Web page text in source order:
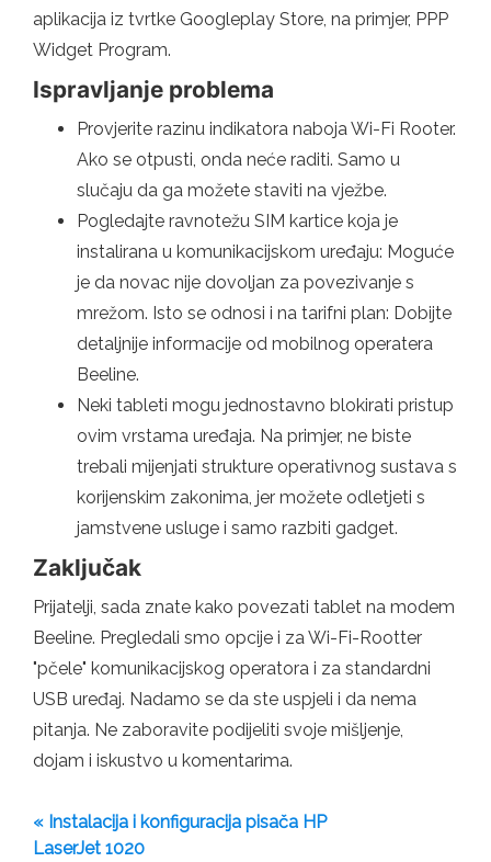
aplikacija iz tvrtke Googleplay Store, na primjer, PPP
Widget Program.
Ispravljanje problema
Provjerite razinu indikatora naboja Wi-Fi Rooter.
Ako se otpusti, onda neće raditi. Samo u
slučaju da ga možete staviti na vježbe.
Pogledajte ravnotežu SIM kartice koja je
instalirana u komunikacijskom uređaju: Moguće
je da novac nije dovoljan za povezivanje s
mrežom. Isto se odnosi i na tarifni plan: Dobijte
detaljnije informacije od mobilnog operatera
Beeline.
Neki tableti mogu jednostavno blokirati pristup
ovim vrstama uređaja. Na primjer, ne biste
trebali mijenjati strukture operativnog sustava s
korijenskim zakonima, jer možete odletjeti s
jamstvene usluge i samo razbiti gadget.
Zaključak
Prijatelji, sada znate kako povezati tablet na modem
Beeline. Pregledali smo opcije i za Wi-Fi-Rootter
"pčele" komunikacijskog operatora i za standardni
USB uređaj. Nadamo se da ste uspjeli i da nema
pitanja. Ne zaboravite podijeliti svoje mišljenje,
dojam i iskustvo u komentarima.
« Instalacija i konfiguracija pisača HP
LaserJet 1020